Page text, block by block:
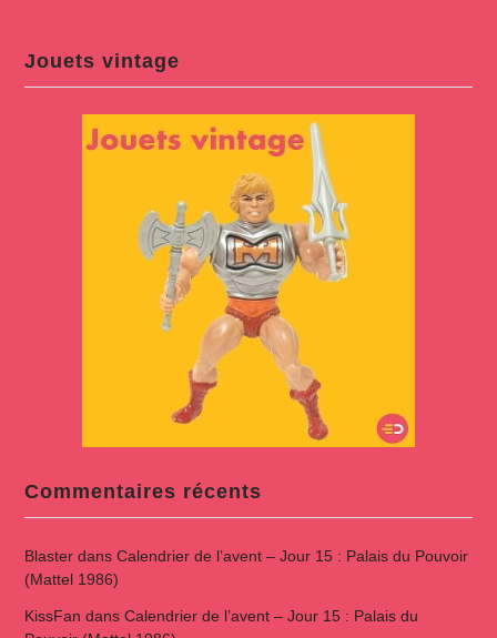
Jouets vintage
Commentaires récents
Blasterdans Calendrier de l’avent – Jour 15 : Palais du Pouvoir
(Mattel 1986)
KissFan dans Calendrier de l’avent – Jour 15 : Palais du